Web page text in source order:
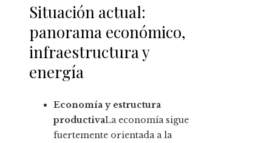
Situación actual:
panorama económico,
infraestructura y
energía
Economía y estructura
productivaLa economía sigue
fuertemente orientada a la